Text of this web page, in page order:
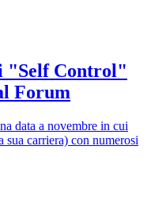
"Self Control"
Forum
data a novembre in cui
sua carriera) con numerosi